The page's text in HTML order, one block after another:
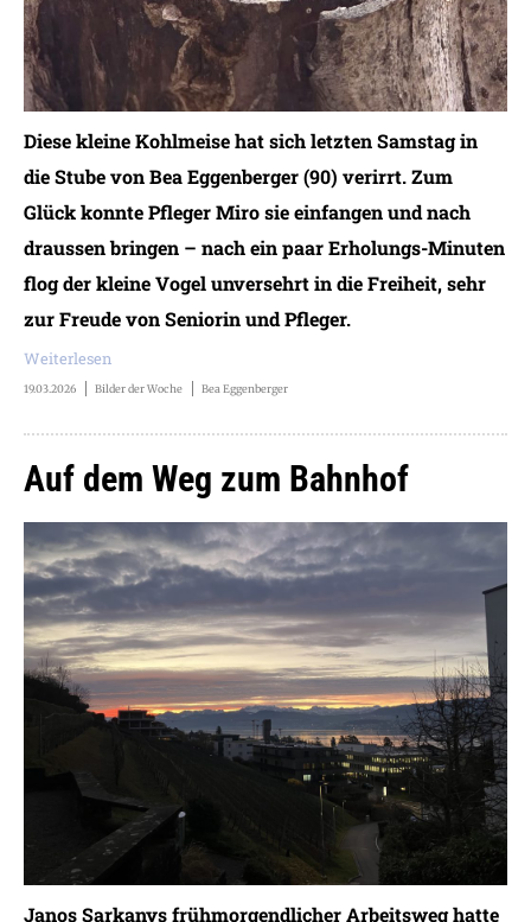
Diese kleine Kohlmeise hat sich letzten Samstag in
die Stube von Bea Eggenberger (90) verirrt. Zum
Glück konnte Pfleger Miro sie einfangen und nach
draussen bringen – nach ein paar Erholungs-Minuten
flog der kleine Vogel unversehrt in die Freiheit, sehr
zur Freude von Seniorin und Pfleger.
Weiterlesen
19.03.2026 Bilder der Woche Bea Eggenberger
Auf dem Weg zum Bahnhof
Janos Sarkanys frühmorgendlicher Arbeitsweg hatte